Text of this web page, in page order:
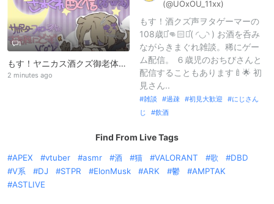
1
もす！ヤニカス酒クズ御老体のきまぐれ枠(％・ω・％)
2 minutes ago
(@UOxOU_ 11xx)
もす！酒クズ声ヲタゲーマーの
108歳⋆͛👊🏻⋆͛( ◜︎◡︎◝︎ ) お酒を呑み
ながらきまぐれ雑談。稀にゲー
ム配信。 ６歳児のおちびさんと
配信することもあります🍼🌟 初
見さん..
雑談 過疎 初見大歓迎
にじさん
じ
飲酒
Find From Live Tags
APEX vtuber asmr 酒 猫 VALORANT 歌
DBD
V系
DJ STPR ElonMusk ARK 鬱
AMPTAK
ASTLIVE